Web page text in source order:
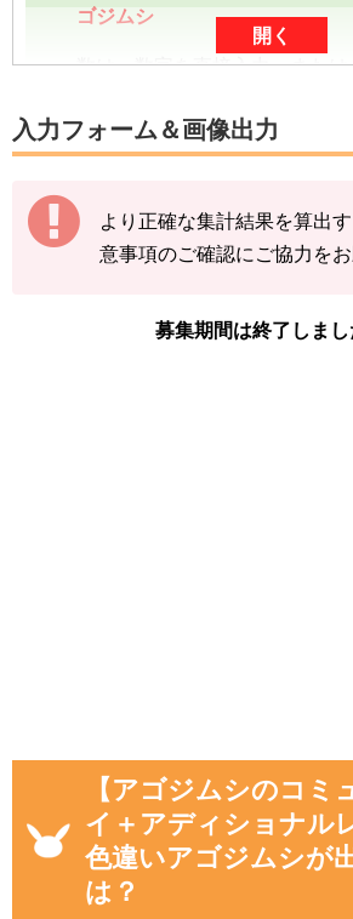
ゴジムシ
数は、数字を直接入力、また
数字は、前回の入力内容に追
【例】
途中結果が3匹→まずは「3」
2」して「5」で送信
画像や集計結果の分母（見つ
「現時点のアゴジムシを見つ
始後)」から「イベント開始前
つけた数」を引いた数が自動
るようになっています。
開く
入力フォーム＆画像出力
より正確な集計結果を算出
意事項のご確認にご協力をお
募集期間は終了しまし
【アゴジムシのコミ
イ＋アディショナル
色違いアゴジムシが
は？